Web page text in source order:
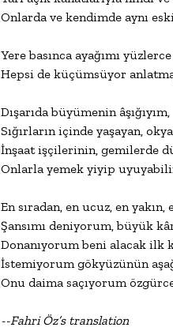
Onlarda ve kendimde aynı
Yere basınca ayağımı
Hepsi de küçümsüyor
Dışarıda büyümenin âşığıyım,
Sığırların içinde yaşayan,
İnşaat işçilerinin, gemilerde
Onlarla yemek yiyip
En sıradan, en ucuz, en yakın,
Şansımı deniyorum, büyük
Donanıyorum beni alacak ilk
İstemiyorum gökyüzünün
Onu daima saçıyorum
--Fahri Öz’s translation